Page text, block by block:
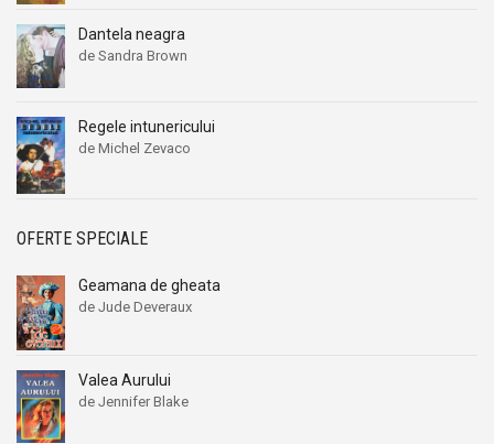
Dantela neagra
de Sandra Brown
Regele intunericului
de Michel Zevaco
OFERTE SPECIALE
Geamana de gheata
de Jude Deveraux
Valea Aurului
de Jennifer Blake